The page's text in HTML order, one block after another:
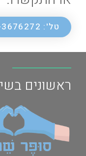
טל': 052-3676272
ראשונים